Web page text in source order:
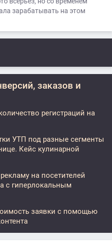
зарабатывать на этом
заказов и
регистраций на
УТП под разные сегменты
Кейс кулинарной
на посетителей
с гиперлокальным
заявки с помощью